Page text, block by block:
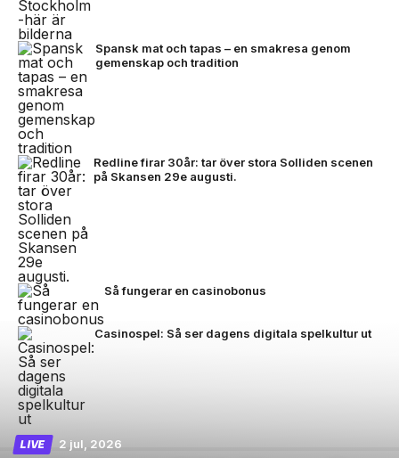
Spansk mat och tapas – en smakresa genom
gemenskap och tradition
Redline firar 30år: tar över stora Solliden scenen
på Skansen 29e augusti.
Så fungerar en casinobonus
Casinospel: Så ser dagens digitala spelkultur ut
LIVE 2 jul, 2026